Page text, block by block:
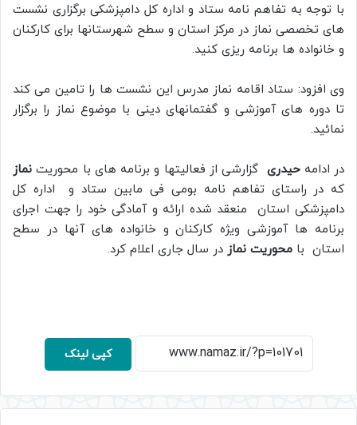
با توجه به تفاهم نامه ستاد و اداره کل دامپزشکی برگزاری نشست
های تخصصی نماز در مرکز استان و سطح شهرستانها برای کارکنان
و خانواده ها برنامه ریزی کنید.
وی افزود: ستاد اقامه نماز مدرس این نشست ها را تامین می کند
تا دوره های آموزشی و گفتمانهای دینی با موضوع نماز را برگزار
نمائید.
در ادامهحیدری گزارشی از فعالیتها و برنامه های با محوریت نماز
که در راستای تفاهم نامه بومی فی مابین ستاد و اداره کل
دامپزشکی استان منعقد شده ارائه و آمادگی خود را جهت اجرای
برنامه ها آموزشی ویژه کارکنان و خانواده های آنها در سطح
استان با محوریت نماز در سال جاری اعلام کرد.
کپی لینک